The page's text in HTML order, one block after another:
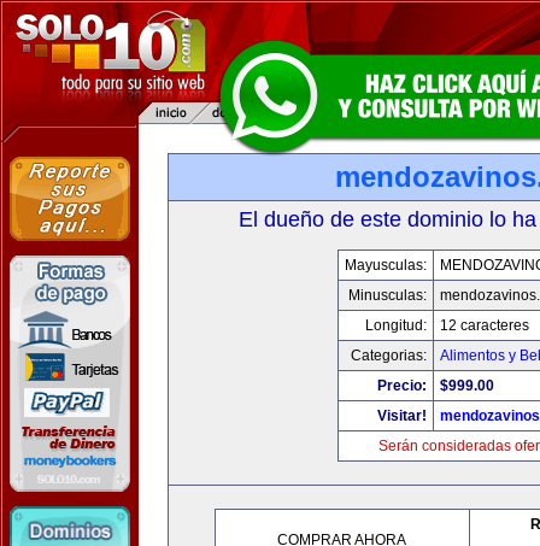
El dueño de este dominio lo
Mayusculas:
Minusculas:
Longitud:
12 caracteres
Categorias:
Alimentos y
Precio:
$999.00
Visitar!
Serán consideradas
COMPRAR AHORA